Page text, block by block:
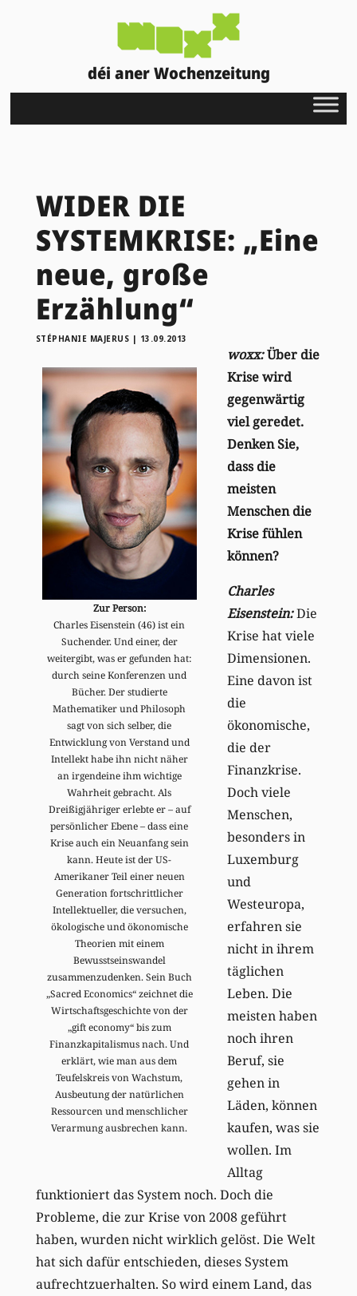
déi aner Wochenzeitung
WIDER DIE
SYSTEMKRISE: „Eine
neue, große
Erzählung“
STÉPHANIE MAJERUS | 13.09.2013
Zur Person:
Charles Eisenstein (46) ist ein
Suchender. Und einer, der
weitergibt, was er gefunden hat:
durch seine Konferenzen und
Bücher. Der studierte
Mathematiker und Philosoph
sagt von sich selber, die
Entwicklung von Verstand und
Intellekt habe ihn nicht näher
an irgendeine ihm wichtige
Wahrheit gebracht. Als
Dreißigjähriger erlebte er – auf
persönlicher Ebene – dass eine
Krise auch ein Neuanfang sein
kann. Heute ist der US-
Amerikaner Teil einer neuen
Generation fortschrittlicher
Intellektueller, die versuchen,
ökologische und ökonomische
Theorien mit einem
Bewusstseinswandel
zusammenzudenken. Sein Buch
„Sacred Economics“ zeichnet die
Wirtschaftsgeschichte von der
„gift economy“ bis zum
Finanzkapitalismus nach. Und
erklärt, wie man aus dem
Teufelskreis von Wachstum,
Ausbeutung der natürlichen
Ressourcen und menschlicher
Verarmung ausbrechen kann.
woxx:Über die
Krise wird
gegenwärtig
viel geredet.
Denken Sie,
dass die
meisten
Menschen die
Krise fühlen
können?
Charles
Eisenstein:Die
Krise hat viele
Dimensionen.
Eine davon ist
die
ökonomische,
die der
Finanzkrise.
Doch viele
Menschen,
besonders in
Luxemburg
und
Westeuropa,
erfahren sie
nicht in ihrem
täglichen
Leben. Die
meisten haben
noch ihren
Beruf, sie
gehen in
Läden, können
kaufen, was sie
wollen. Im
Alltag
funktioniert das System noch. Doch die
Probleme, die zur Krise von 2008 geführt
haben, wurden nicht wirklich gelöst. Die Welt
hat sich dafür entschieden, dieses System
aufrechtzuerhalten. So wird einem Land, das